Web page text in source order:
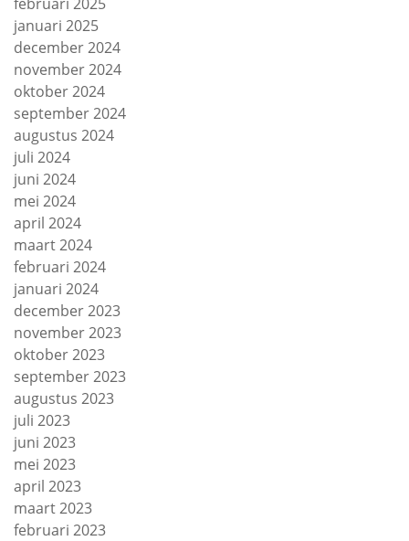
januari 2025
december 2024
november 2024
oktober 2024
september 2024
augustus 2024
juli 2024
juni 2024
mei 2024
april 2024
maart 2024
februari 2024
januari 2024
december 2023
november 2023
oktober 2023
september 2023
augustus 2023
juli 2023
juni 2023
mei 2023
april 2023
maart 2023
februari 2023